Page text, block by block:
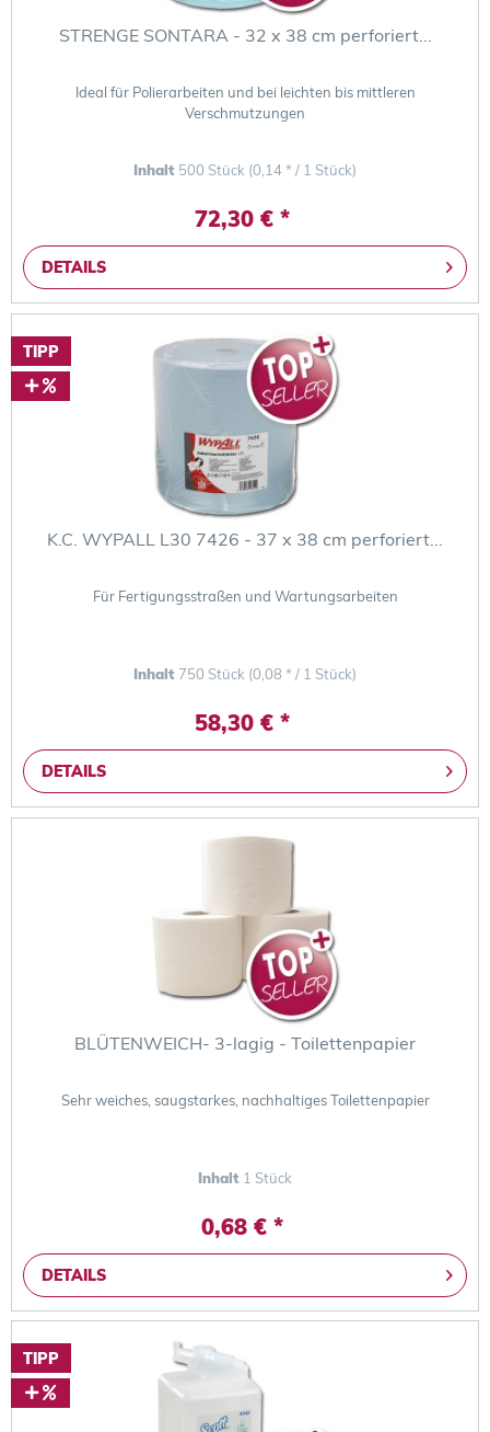
STRENGE SONTARA - 32 x 38 cm perforiert...
Ideal für Polierarbeiten und bei leichten bis mittleren
Verschmutzungen
Inhalt 500 Stück (0,14 * / 1 Stück)
72,30 € *
DETAILS
TIPP
K.C. WYPALL L30 7426 - 37 x 38 cm perforiert...
Für Fertigungsstraßen und Wartungsarbeiten
Inhalt 750 Stück (0,08 * / 1 Stück)
58,30 € *
DETAILS
BLÜTENWEICH- 3-lagig - Toilettenpapier
Sehr weiches, saugstarkes, nachhaltiges Toilettenpapier
Inhalt 1 Stück
0,68 € *
DETAILS
TIPP